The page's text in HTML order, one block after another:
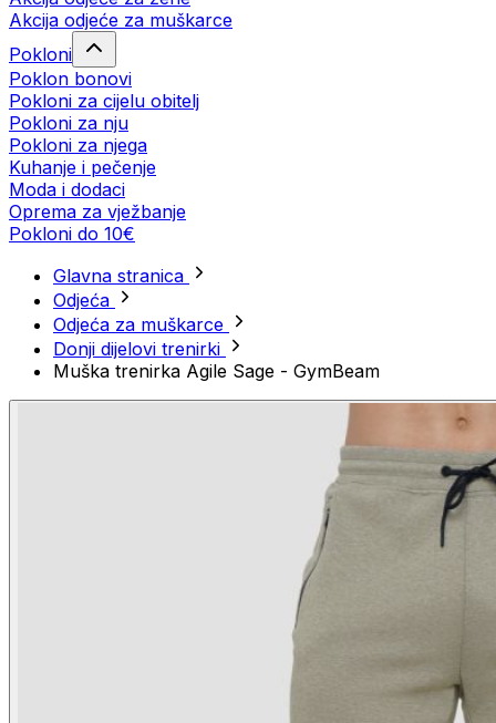
Akcija odjeće za muškarce
Pokloni
Poklon bonovi
Pokloni za cijelu obitelj
Pokloni za nju
Pokloni za njega
Kuhanje i pečenje
Moda i dodaci
Oprema za vježbanje
Pokloni do 10€
Glavna stranica
Odjeća
Odjeća za muškarce
Donji dijelovi trenirki
Muška trenirka Agile Sage - GymBeam